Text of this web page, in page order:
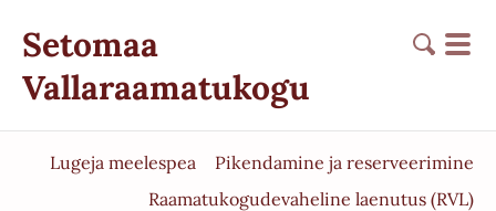
Setomaa
Vallaraamatukogu
Lugeja meelespea
Pikendamine ja reserveerimine
Raamatukogudevaheline laenutus (RVL)